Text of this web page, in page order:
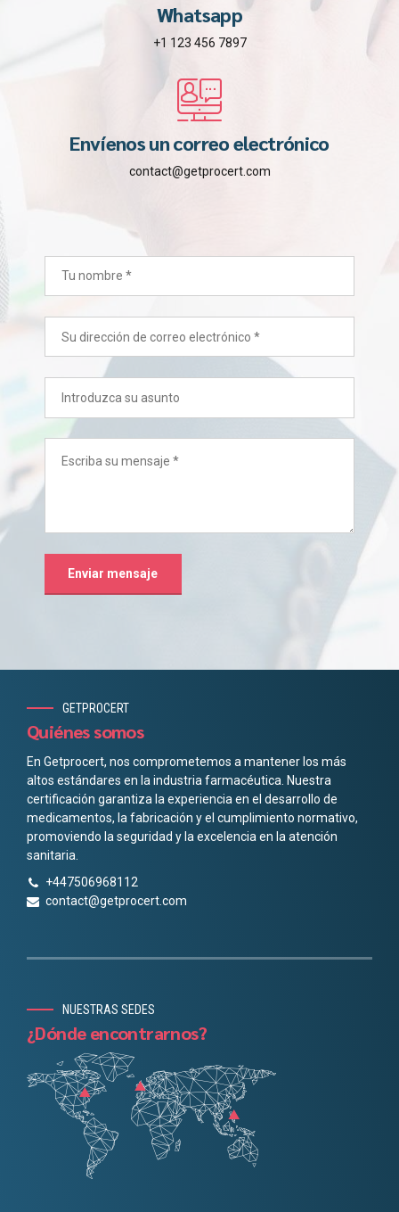
Whatsapp
+1 123 456 7897
Envíenos un correo electrónico
contact@getprocert.com
GETPROCERT
Quiénes somos
En Getprocert, nos comprometemos a mantener los más
altos estándares en la industria farmacéutica. Nuestra
certificación garantiza la experiencia en el desarrollo de
medicamentos, la fabricación y el cumplimiento normativo,
promoviendo la seguridad y la excelencia en la atención
sanitaria.
+447506968112
contact@getprocert.com
NUESTRAS SEDES
¿Dónde encontrarnos?